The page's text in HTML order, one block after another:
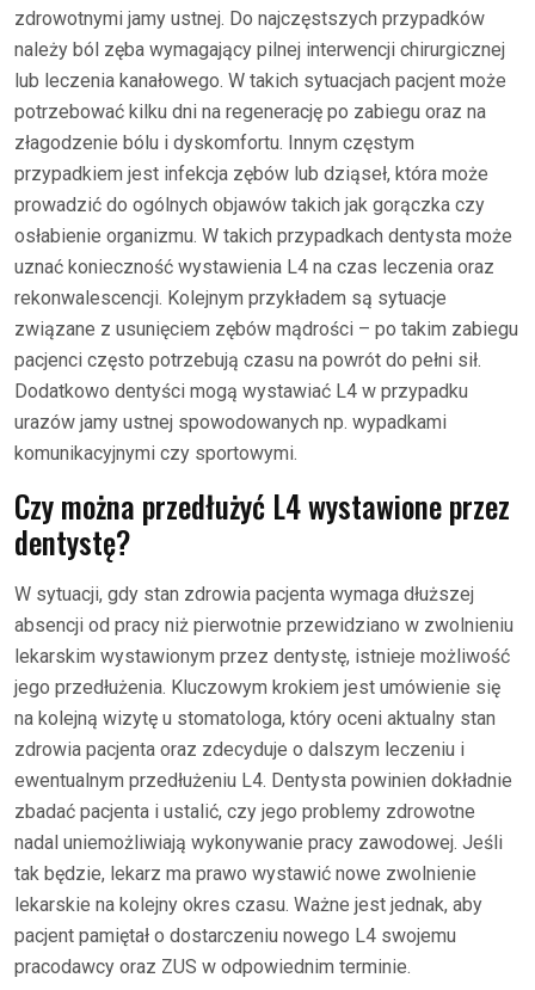
zdrowotnymi jamy ustnej. Do najczęstszych przypadków
należy ból zęba wymagający pilnej interwencji chirurgicznej
lub leczenia kanałowego. W takich sytuacjach pacjent może
potrzebować kilku dni na regenerację po zabiegu oraz na
złagodzenie bólu i dyskomfortu. Innym częstym
przypadkiem jest infekcja zębów lub dziąseł, która może
prowadzić do ogólnych objawów takich jak gorączka czy
osłabienie organizmu. W takich przypadkach dentysta może
uznać konieczność wystawienia L4 na czas leczenia oraz
rekonwalescencji. Kolejnym przykładem są sytuacje
związane z usunięciem zębów mądrości – po takim zabiegu
pacjenci często potrzebują czasu na powrót do pełni sił.
Dodatkowo dentyści mogą wystawiać L4 w przypadku
urazów jamy ustnej spowodowanych np. wypadkami
komunikacyjnymi czy sportowymi.
Czy można przedłużyć L4 wystawione przez
dentystę?
W sytuacji, gdy stan zdrowia pacjenta wymaga dłuższej
absencji od pracy niż pierwotnie przewidziano w zwolnieniu
lekarskim wystawionym przez dentystę, istnieje możliwość
jego przedłużenia. Kluczowym krokiem jest umówienie się
na kolejną wizytę u stomatologa, który oceni aktualny stan
zdrowia pacjenta oraz zdecyduje o dalszym leczeniu i
ewentualnym przedłużeniu L4. Dentysta powinien dokładnie
zbadać pacjenta i ustalić, czy jego problemy zdrowotne
nadal uniemożliwiają wykonywanie pracy zawodowej. Jeśli
tak będzie, lekarz ma prawo wystawić nowe zwolnienie
lekarskie na kolejny okres czasu. Ważne jest jednak, aby
pacjent pamiętał o dostarczeniu nowego L4 swojemu
pracodawcy oraz ZUS w odpowiednim terminie.